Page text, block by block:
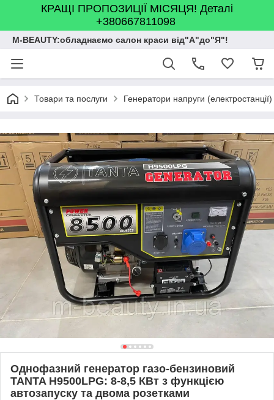
КРАЩІ ПРОПОЗИЦІЇ МІСЯЦЯ! Деталі
+380667811098
M-BEAUTY:обладнаємо салон краси від"А"до"Я"!
Товари та послуги Генератори напруги (електростанції)
Однофазний генератор газо-бензиновий
TANTA H9500LPG: 8-8,5 КВт з функцією
автозапуску та двома розетками